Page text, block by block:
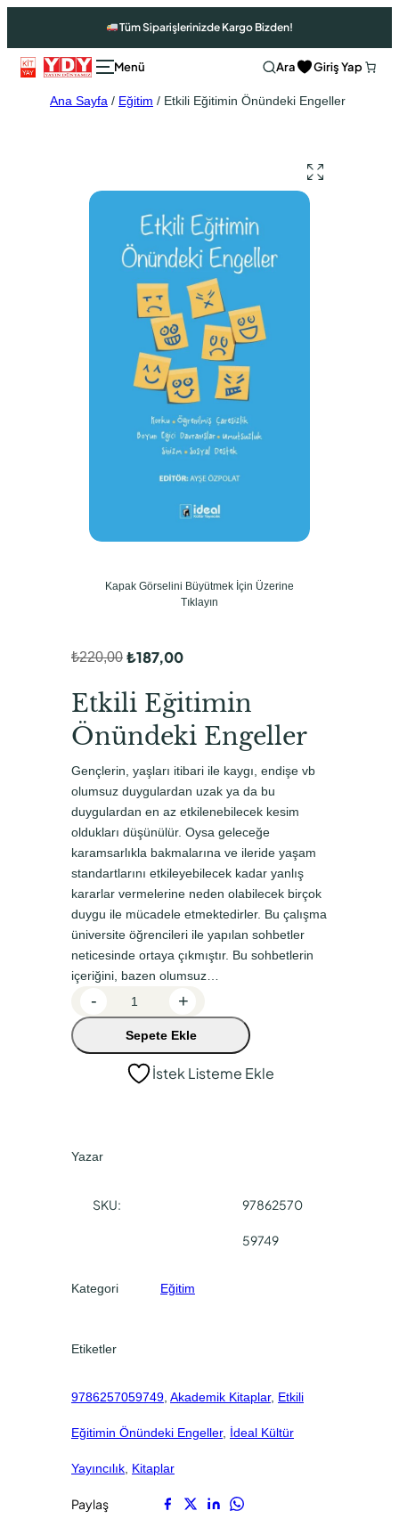
Tüm Siparişlerinizde Kargo Bizden!
Ara Giriş Yap
Ana Sayfa / Eğitim / Etkili Eğitimin Önündeki Engeller
Kapak Görselini Büyütmek İçin Üzerine
Tıklayın
₺220,00
r
i
a
l
f
i
y
a
t
₺
,
₺187,00
u
n
d
k
i
f
i
y
a
t
₺
,
Etkili Eğitimin
Önündeki Engeller
Gençlerin, yaşları itibari ile kaygı, endişe vb
olumsuz duygulardan uzak ya da bu
duygulardan en az etkilenebilecek kesim
oldukları düşünülür. Oysa geleceğe
karamsarlıkla bakmalarına ve ileride yaşam
standartlarını etkileyebilecek kadar yanlış
kararlar vermelerine neden olabilecek birçok
duygu ile mücadele etmektedirler. Bu çalışma
üniversite öğrencileri ile yapılan sohbetler
neticesinde ortaya çıkmıştır. Bu sohbetlerin
içeriğini, bazen olumsuz…
k
Ö
e
E
g
- +
Sepete Ekle
İstek Listeme Ekle
Yazar
SKU: 97862570
59749
Kategori Eğitim
Etiketler
9786257059749 Akademik Kitaplar, Etkili
Eğitimin Önündeki Engeller, İdeal Kültür
Yayıncılık Kitaplar
Paylaş